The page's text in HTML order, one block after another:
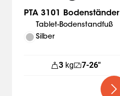
PTA 3101 Bodenständer
Tablet-Bodenstandfuß
Silber
3 kg 7-26"